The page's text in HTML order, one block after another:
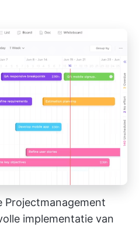
Projectmanagement
implementatie van